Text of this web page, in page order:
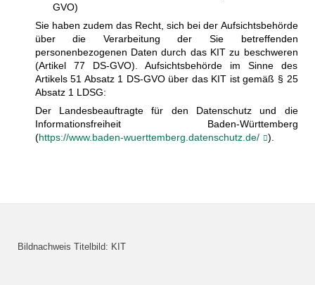
GVO)
Sie haben zudem das Recht, sich bei der Aufsichtsbehörde
über die Verarbeitung der Sie betreffenden
personenbezogenen Daten durch das KIT zu beschweren
(Artikel 77 DS-GVO). Aufsichtsbehörde im Sinne des
Artikels 51 Absatz 1 DS-GVO über das KIT ist gemäß § 25
Absatz 1 LDSG:
Der Landesbeauftragte für den Datenschutz und die
Informationsfreiheit Baden-Württemberg
(https://www.baden-wuerttemberg.datenschutz.de/ ).
Bildnachweis Titelbild: KIT